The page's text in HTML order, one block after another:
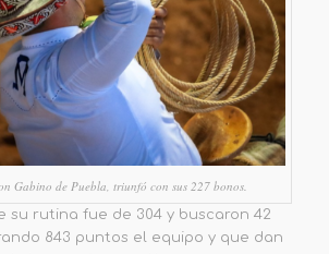
Gabino de Puebla, triunfó con sus 227 bonos.
su rutina fue de 304 y buscaron 42
843 puntos el equipo y que dan